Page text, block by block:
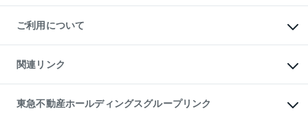
ご紹介・再契約特典
入居者様専用-各種ご案内（賃貸）
東急こすもす会「こすもすWeb」
ご利用について
金融商品取引について
東急リバブル ソーシャルメディアポリシー
ご意見・お問い合わせ（金融商品取引専用の相談・お問い合わせ窓口）
ダイレクトメール（郵送物）・Eメールなどの送付停止について
関連リンク
これからご結婚される方に東急百貨店のブライダルクラブ
人材サービスのご用命は 東急リバブルスタッフ株式会社まで
東急不動産ホールディングスグループリンク